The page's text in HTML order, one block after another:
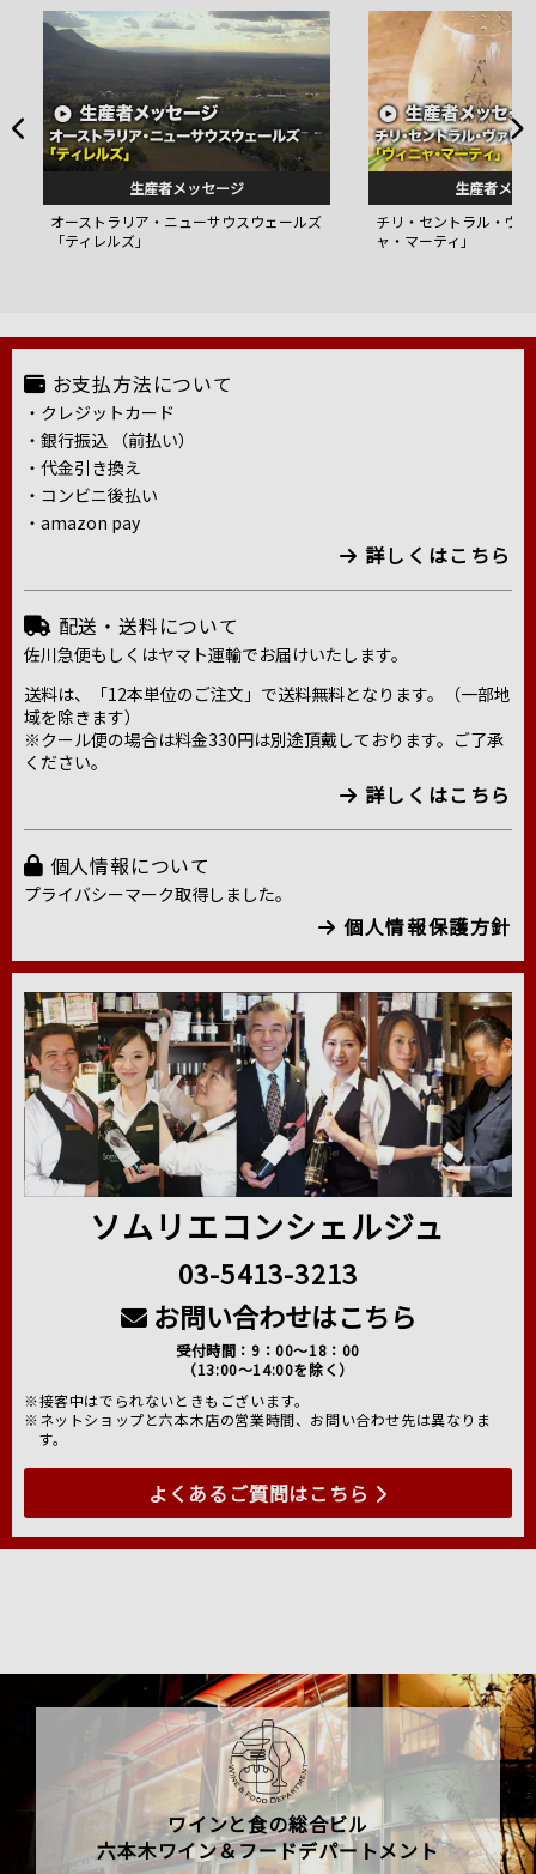
生産者メッセージ
オーストラリア・ニューサウスウェールズ
「ティレルズ」
生産者メッ
チリ・セントラル・ヴ
ャ・マーティ」
お支払方法について
・クレジットカード
・銀行振込 （前払い）
・代金引き換え
・コンビニ後払い
・amazon pay
詳しくはこちら
配送・送料について
佐川急便もしくはヤマト運輸でお届けいたします。
送料は、「12本単位のご注文」で送料無料となります。（一部地
域を除きます）
※クール便の場合は料金330円は別途頂戴しております。ご了承
ください。
詳しくはこちら
個人情報について
プライバシーマーク取得しました。
個人情報保護方針
ソムリエコンシェルジュ
03-5413-3213
お問い合わせはこちら
受付時間：9：00～18：00
（13:00～14:00を除く）
※接客中はでられないときもございます。
※ネットショップと六本木店の営業時間、お問い合わせ先は異なりま
す。
よくあるご質問はこちら
ワインと食の総合ビル
六本木ワイン＆フードデパートメント